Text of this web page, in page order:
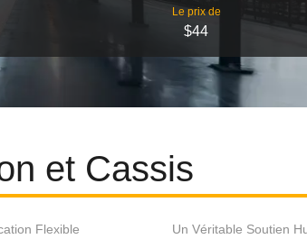
Le prix de
$44
et Cassis
Flexible Un Véritable Soutien